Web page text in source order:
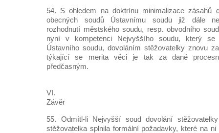
54. S ohledem na doktrínu minimalizace zásahů
obecných soudů Ústavnímu soudu již dále
rozhodnutí městského soudu, resp. obvodního
nyní v kompetenci Nejvyššího soudu, který se
Ústavního soudu, dovoláním stěžovatelky znovu
týkající se merita věci je tak za dané
předčasným.
VI.
Závěr
55. Odmítl-li Nejvyšší soud dovolání
stěžovatelka splnila formální požadavky, které na